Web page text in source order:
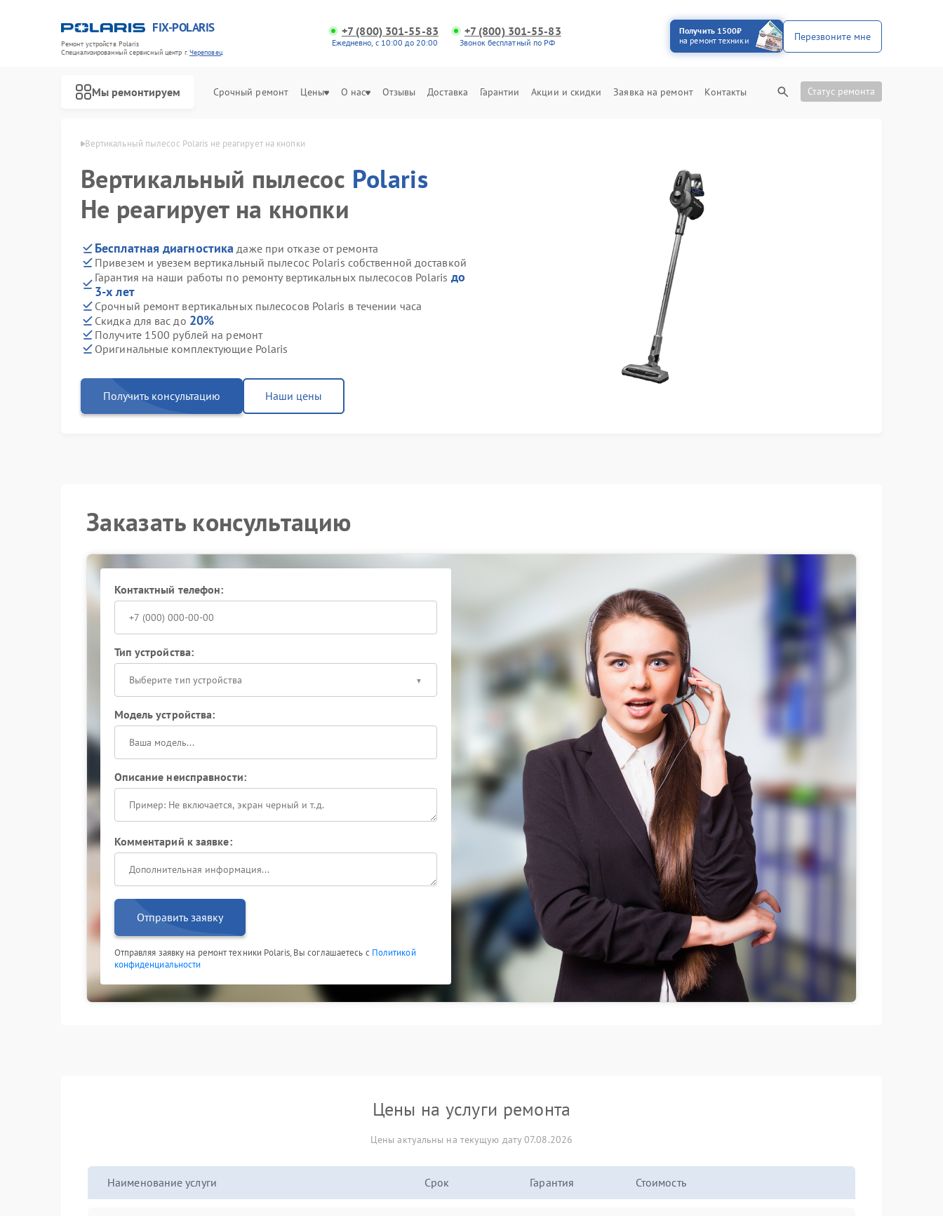
FIX-POLARIS
Ремонт устройств Polaris
Специализированный cервисный центр г.Череповец
+7 (800) 301-55-83
Ежедневно, с 10:00 до 20:00
+7 (800) 301-55-83
Звонок бесплатный по РФ
Получить 1500₽
на ремонт техники
Перезвоните мне
Мы ремонтируем Срочный ремонт Цены О нас Отзывы Доставка Гарантии Акции и скидки Заявка на ремонт Контакты Статус ремонта
Вертикальный пылесос Polaris не реагирует на кнопки
Вертикальный пылесос Polaris
Не реагирует на кнопки
Бесплатная диагностика даже при отказе от ремонта
Привезем и увезем вертикальный пылесос Polaris собственной доставкой
Гарантия на наши работы по ремонту вертикальных пылесосов Polaris до
3-х лет
Срочный ремонт вертикальных пылесосов Polaris в течении часа
Скидка для вас до 20%
Получите 1500 рублей на ремонт
Оригинальные комплектующие Polaris
Получить консультацию Наши цены
Заказать консультацию
Контактный телефон:
Тип устройства:
Выберите тип устройства
Модель устройства:
Описание неисправности:
Комментарий к заявке:
Отправить заявку
Отправляя заявку на ремонт техники Polaris, Вы соглашаетесь с Политикой
конфиденциальности
Цены на услуги ремонта
Цены актуальны на текущую дату 07.08.2026
Наименование услуги Срок Гарантия Стоимость